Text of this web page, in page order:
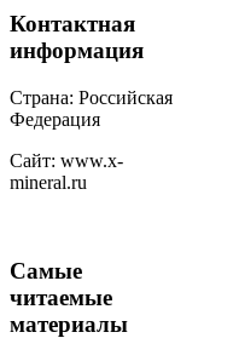
Контактная
информация
Страна: Российская
Федерация
Сайт: www.x-
mineral.ru
Самые
читаемые
материалы